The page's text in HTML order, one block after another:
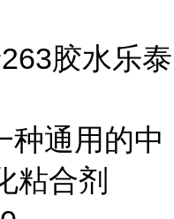
胶水乐泰
种通用的中
粘合剂